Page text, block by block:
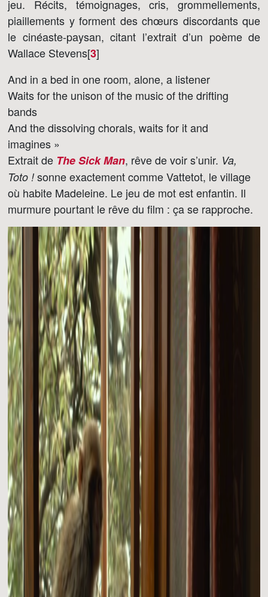
jeu. Récits, témoignages, cris, grommellements,
piaillements y forment des chœurs discordants que
le cinéaste-paysan, citant l’extrait d’un poème de
Wallace Stevens[3]
And in a bed in one room, alone, a listener
Waits for the unison of the music of the drifting
bands
And the dissolving chorals, waits for it and
imagines »
Extrait de The Sick Man, rêve de voir s’unir. Va,
Toto ! sonne exactement comme Vattetot, le village
où habite Madeleine. Le jeu de mot est enfantin. Il
murmure pourtant le rêve du film : ça se rapproche.